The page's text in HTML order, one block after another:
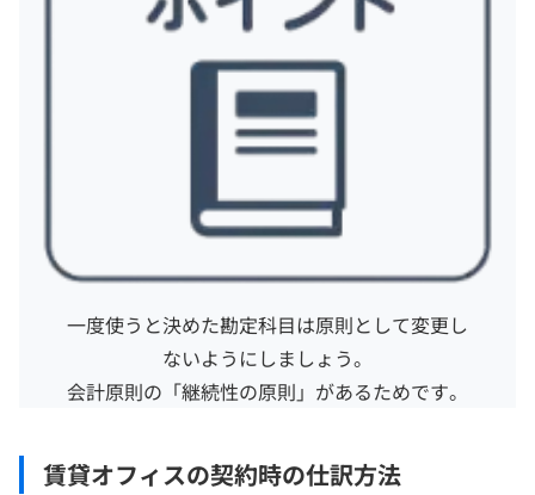
一度使うと決めた勘定科目は原則として変更し
ないようにしましょう。
会計原則の「継続性の原則」があるためです。
賃貸オフィスの契約時の仕訳方法